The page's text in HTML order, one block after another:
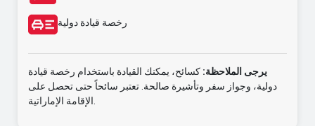
رخصة قيادة دولية
يرجى الملاحظة: كسائح، يمكنك القيادة باستخدام رخصة قيادة
دولية، وجواز سفر وتأشيرة صالحة. تعتبر سائحاً حتى تحصل على